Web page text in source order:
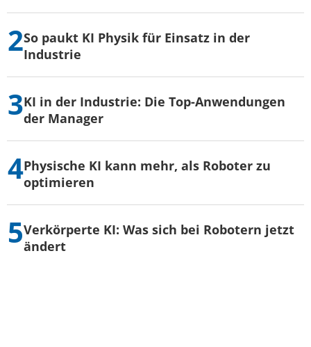
So paukt KI Physik für Einsatz in der
Industrie
KI in der Industrie: Die Top-Anwendungen
der Manager
Physische KI kann mehr, als Roboter zu
optimieren
Verkörperte KI: Was sich bei Robotern jetzt
ändert